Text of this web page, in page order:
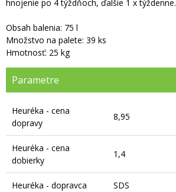
hnojenie po 4 týždňoch, ďalšie 1 x týždenne.
Obsah balenia: 75 l
Množstvo na palete: 39 ks
Hmotnosť: 25 kg
Parametre
Heuréka - cena
dopravy
8,95
Heuréka - cena
dobierky
1,4
Heuréka - dopravca SDS